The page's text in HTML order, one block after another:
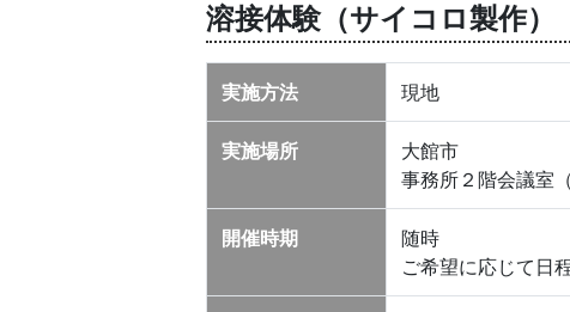
溶接体験（サイコロ製作）
実施方法 現地
実施場所
大館市
事務所２階会議室
開催時期
随時
ご希望に応じて日